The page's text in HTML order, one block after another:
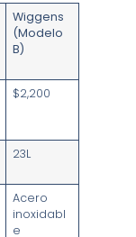
Wiggens
(Modelo
B)
$2,200
23L
Acero
inoxidabl
e